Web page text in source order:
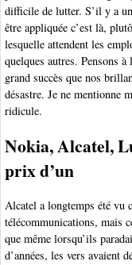
difficile de lutter. S’il y a
être appliquée c’est là,
lesquelle attendent les
quelques autres. Pensons
grand succès que nos
désastre. Je ne mentionne
ridicule.
Nokia, Alcatel,
prix d’un
Alcatel a longtemps été vu
télécommunications, mais
que même lorsqu’ils
d’années, les vers avaient